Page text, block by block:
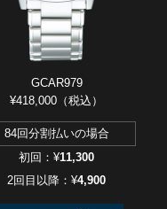
GCAR979
¥418,000（税込）
84回分割払いの場合
初回：¥11,300
2回目以降：¥4,900